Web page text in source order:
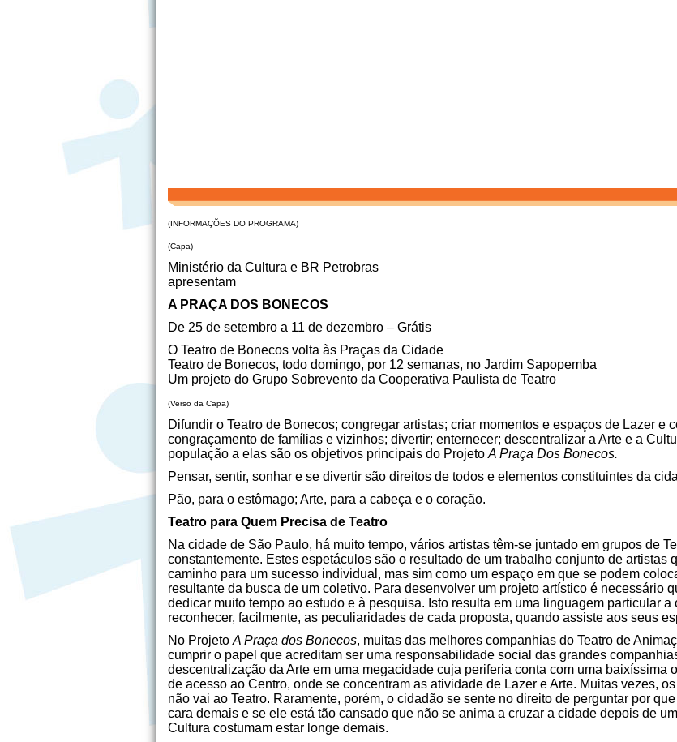
(INFORMAÇÕES DO PROGRAMA)
(Capa)
Ministério da Cultura e BR Petrobras
apresentam
A PRAÇA DOS BONECOS
De 25 de setembro a 11 de dezembro – Grátis
O Teatro de Bonecos volta às Praças da Cidade
Teatro de Bonecos, todo domingo, por 12 semanas, no Jardim Sapopemba
Um projeto do Grupo Sobrevento da Cooperativa Paulista de Teatro
(Verso da Capa)
Difundir o Teatro de Bonecos; congregar artistas; criar momentos e espaços de Lazer e
congraçamento de famílias e vizinhos; divertir; enternecer; descentralizar a Arte e a
população a elas são os objetivos principais do Projeto A Praça Dos Bonecos.
Pensar, sentir, sonhar e se divertir são direitos de todos e elementos constituintes da
Pão, para o estômago; Arte, para a cabeça e o coração.
Teatro para Quem Precisa de Teatro
Na cidade de São Paulo, há muito tempo, vários artistas têm-se juntado em grupos de
constantemente. Estes espetáculos são o resultado de um trabalho conjunto de artistas
caminho para um sucesso individual, mas sim como um espaço em que se podem
resultante da busca de um coletivo. Para desenvolver um projeto artístico é necessário
dedicar muito tempo ao estudo e à pesquisa. Isto resulta em uma linguagem particular
reconhecer, facilmente, as peculiaridades de cada proposta, quando assiste aos seus
No Projeto A Praça dos Bonecos, muitas das melhores companhias do Teatro de
cumprir o papel que acreditam ser uma responsabilidade social das grandes
descentralização da Arte em uma megacidade cuja periferia conta com uma baixíssima
de acesso ao Centro, onde se concentram as atividade de Lazer e Arte. Muitas vezes,
não vai ao Teatro. Raramente, porém, o cidadão se sente no direito de perguntar por
cara demais e se ele está tão cansado que não se anima a cruzar a cidade depois de
Cultura costumam estar longe demais.